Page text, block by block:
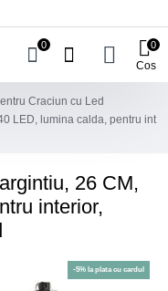
0
Cos
0
Craciun cu Led
LED, lumina calda, pentru int
26 CM,
interior,
-5% la plata cu cardul